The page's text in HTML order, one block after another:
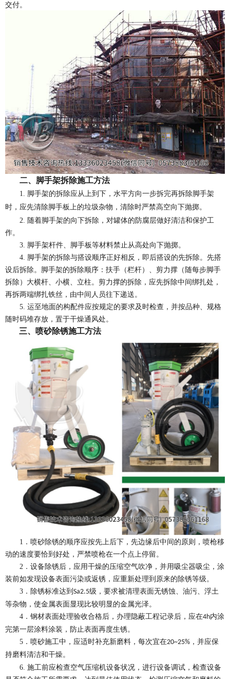
交付。
二、脚手架拆除施工方法
1. 脚手架的拆除应从上到下，水平方向一步拆完再拆除脚手架
时，应先清除脚手板上的垃圾杂物，清除时严禁高空向下抛掷。
2. 随着脚手架的向下拆除，对罐体的防腐层做好清洁和保护工
作。
3. 脚手架杆件、脚手板等材料禁止从高处向下抛掷。
4. 脚手架的拆除与搭设顺序正好相反，即后搭设的先拆除。先搭
设后拆除。脚手架的拆除顺序：扶手（栏杆）、剪力撑（随每步脚手
拆除）大横杆、小横、立柱。剪力撑的拆除，应先拆除中间绑扎处，
再拆两端绑扎铁丝，由中间人员往下递送。
5. 运至地面的构配件应按规定的要求及时检查，并按品种、规格
随时码堆存放，置于干燥通风处。
三、喷砂除锈施工方法
1 ．喷砂除锈的顺序应按先上后下，先边缘后中间的原则，喷枪移
动的速度要恰到好处，严禁喷枪在一个点上停留。
2 ．设备除锈后，应用干燥的压缩空气吹净，并用吸尘器吸尘，涂
装前如发现设备表面污染或返锈，应重新处理到原来的除锈等级。
3 ．除锈标准达到 Sa2.5级，要求被清理表面无锈蚀、油污、浮土
等杂物，使金属表面显现比较明显的金属光泽。
4 ．钢材表面处理验收合格后，办理隐蔽工程记录后，应在4h内涂
完第一层涂料涂装，防止表面再度生锈。
5 ． 喷砂施工中，应适时补充新磨料，每次宜在20~25% ，并应保
持磨料清洁和干燥。
6. 施工前应检查空气压缩机设备状况，进行设备调试，检查设备